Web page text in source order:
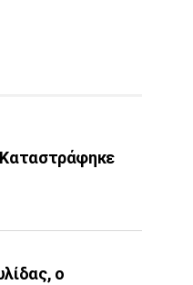
Καταστράφηκε
ο